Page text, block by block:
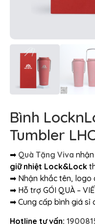
Bình
Tumbler
➡ Quà Tặng Viva nhận
giữ nhiệt Lock&Lock
➡ Nhận khắc tên, logo
➡ Hỗ trợ GÓI QUÀ –
➡ Cung cấp bình giá sỉ
Hotline tư vấn: